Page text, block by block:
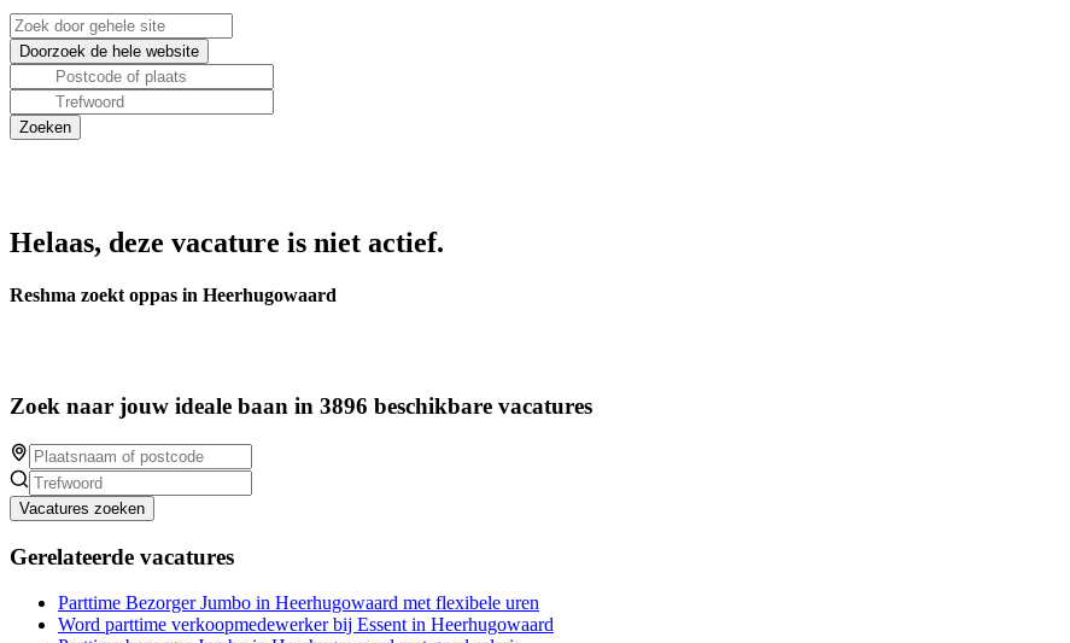
Helaas, deze vacature is niet actief.
Reshma zoekt oppas in Heerhugowaard
Zoek naar jouw ideale baan in 3896 beschikbare vacatures
Vacatures zoeken
Gerelateerde vacatures
Parttime Bezorger Jumbo in Heerhugowaard met flexibele uren
Word parttime verkoopmedewerker bij Essent in Heerhugowaard